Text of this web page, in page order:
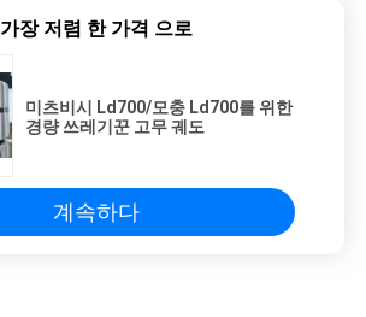
가장 저렴 한 가격 으로
미츠비시 Ld700/모충 Ld700를 위한
경량 쓰레기꾼 고무 궤도
계속하다